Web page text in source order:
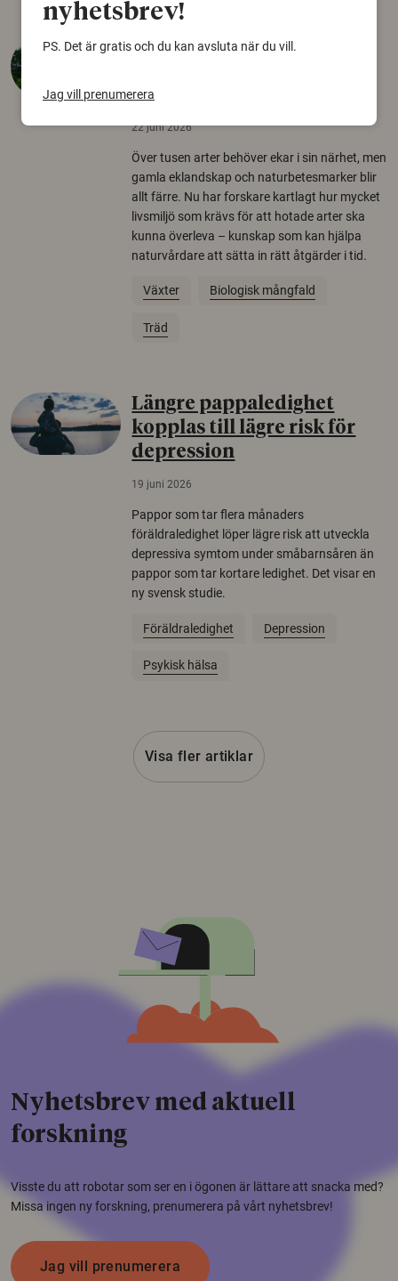
Så mycket eklandskap
arter
22 juni 2026
Över tusen arter behöver ekar i sin närhet, men
gamla eklandskap och naturbetesmarker blir
allt färre. Nu har forskare kartlagt hur mycket
livsmiljö som krävs för att hotade arter ska
kunna överleva – kunskap som kan hjälpa
naturvårdare att sätta in rätt åtgärder i tid.
Växter Biologisk mångfald
Träd
Längre pappaledighet
kopplas till lägre risk för
depression
19 juni 2026
Pappor som tar flera månaders
föräldraledighet löper lägre risk att utveckla
depressiva symtom under småbarnsåren än
pappor som tar kortare ledighet. Det visar en
ny svensk studie.
Föräldraledighet Depression
Psykisk hälsa
Visa fler artiklar
Nyhetsbrev med aktuell
forskning
Visste du att robotar som ser en i ögonen är lättare att snacka med?
Missa ingen ny forskning, prenumerera på vårt nyhetsbrev!
Jag vill prenumerera
nyhetsbrev!
PS. Det är gratis och du kan avsluta när du vill.
Jag vill prenumerera